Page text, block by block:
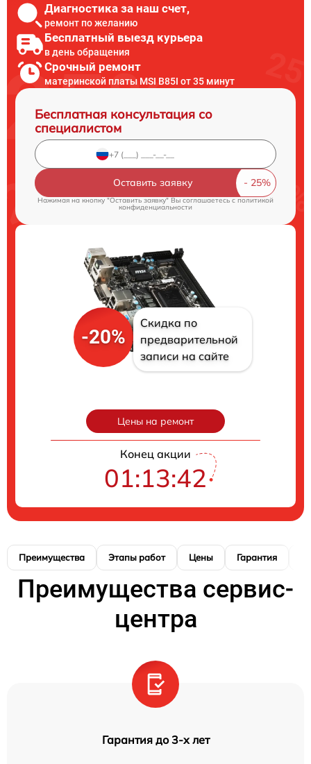
Диагностика за наш счет,
ремонт по желанию
Бесплатный выезд курьера
в день обращения
Срочный ремонт
материнской платы MSI B85I от 35 минут
Бесплатная консультация со
специалистом
Оставить заявку
Нажимая на кнопку "Оставить заявку" Вы соглашаетесь cполитикой
конфиденциальности
-20%
Скидка по
предварительной
записи на сайте
Цены на ремонт
Конец акции
01:13:41
Преимущества Этапы работ Цены Гарантия
Преимущества сервис-
центра
Гарантия до 3-х лет